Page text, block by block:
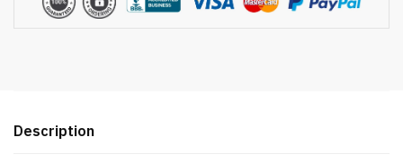
Description